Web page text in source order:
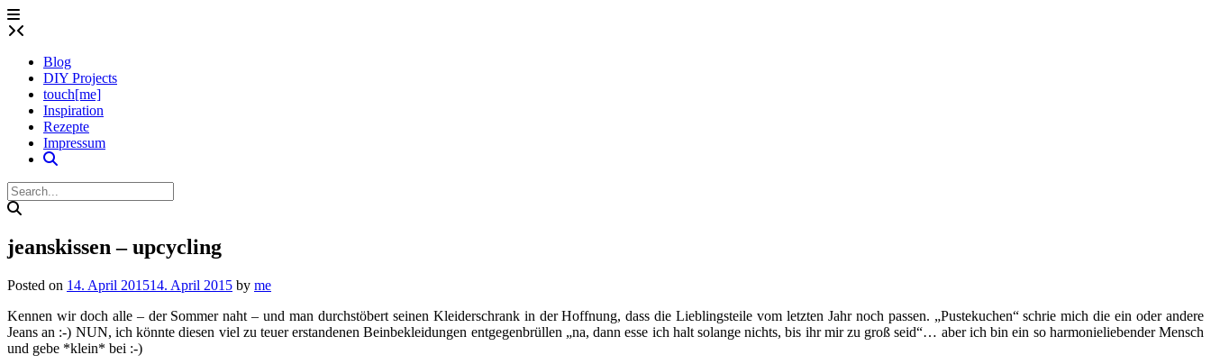
Skip
to
Blog
DIY Projects
touch[me]
Inspiration
Rezepte
Impressum
jeanskissen – upcycling
Posted on 14. April 201514. April 2015 by me
Kennen wir doch alle – der Sommer naht – und man durchstöbert seinen Kleiderschrank in der Hoffnung, dass die Lieblingsteile vom letzten Jahr noch passen. „Pustekuchen“ schrie mich die ein oder andere
Jeans an :-) NUN, ich könnte diesen viel zu teuer erstandenen Beinbekleidungen entgegenbrüllen „na, dann esse ich halt solange nichts, bis ihr mir zu groß seid“… aber ich bin ein so harmonieliebender Mensch
und gebe *klein* bei :-)